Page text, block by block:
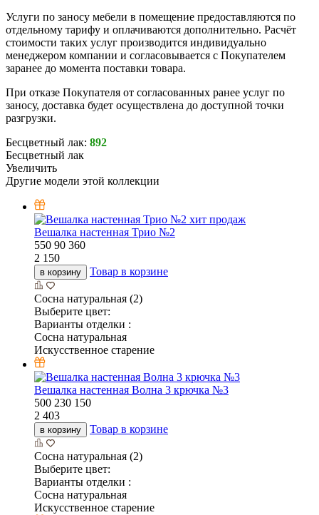
Услуги по заносу мебели в помещение предоставляются по
отдельному тарифу и оплачиваются дополнительно. Расчёт
стоимости таких услуг производится индивидуально
менеджером компании и согласовывается с Покупателем
заранее до момента поставки товара.
При отказе Покупателя от согласованных ранее услуг по
заносу, доставка будет осуществлена до доступной точки
разгрузки.
Бесцветный лак: 892
Бесцветный лак
Увеличить
Другие модели этой коллекции
хит продаж
Вешалка настенная Трио №2
550 90 360
2 150
в корзину Товар в корзине
Сосна натуральная (2)
Выберите цвет:
Варианты отделки :
Сосна натуральная
Искусственное старение
Вешалка настенная Волна 3 крючка №3
500 230 150
2 403
в корзину Товар в корзине
Сосна натуральная (2)
Выберите цвет:
Варианты отделки :
Сосна натуральная
Искусственное старение